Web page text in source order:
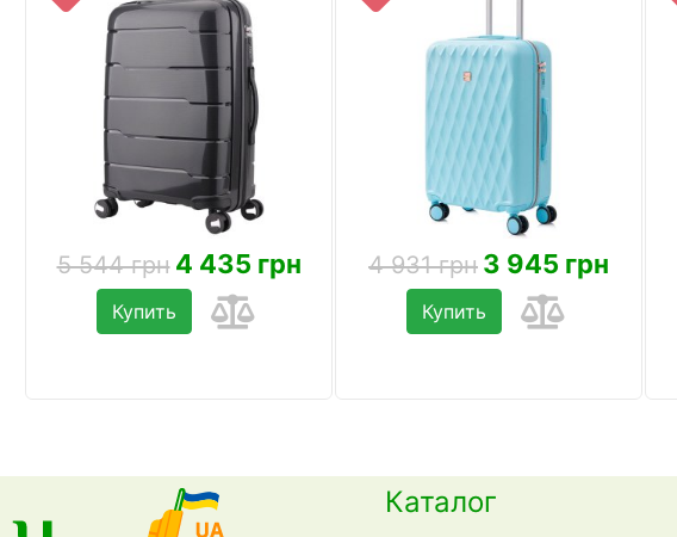
5 544 грн 4 435 грн
Купить
4 931 грн 3 945 грн
Купить
Каталог